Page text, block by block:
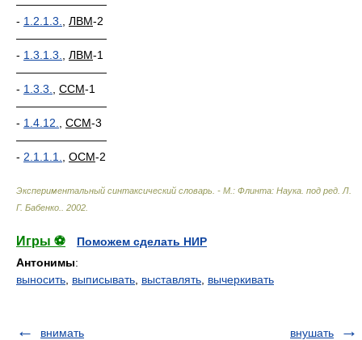
————————
- 1.2.1.3. ЛВМ-2
————————
- 1.3.1.3. ЛВМ-1
————————
- 1.3.3. ССМ-1
————————
- 1.4.12. ССМ-3
————————
- 2.1.1.1. ОСМ-2
Экспериментальный синтаксический словарь. - М.: Флинта: Наука под ред. Л.
Г. Бабенко.
2002
Игры ⚽
Поможем сделать НИР
Антонимы:
выносить выписывать выставлять вычеркивать
внимать внушать